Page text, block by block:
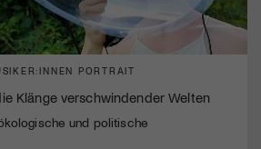
PORTRAIT
Klänge verschwindender Welten
und politische